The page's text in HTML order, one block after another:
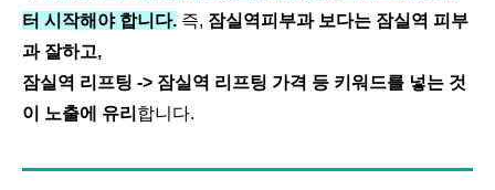
터 시작해야 합니다. 즉, 잠실역피부과 보다는 잠실역 피부
과 잘하고,
잠실역 리프팅 -> 잠실역 리프팅 가격 등 키워드를 넣는 것
이 노출에 유리 합니다.